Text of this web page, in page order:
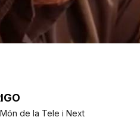
de la Tele i Next